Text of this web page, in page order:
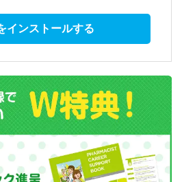
インストールする